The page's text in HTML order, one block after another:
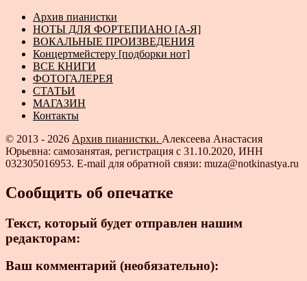
Архив пианистки
НОТЫ ДЛЯ ФОРТЕПИАНО [А-Я]
ВОКАЛЬНЫЕ ПРОИЗВЕДЕНИЯ
Концертмейстеру [подборки нот]
ВСЕ КНИГИ
ФОТОГАЛЕРЕЯ
СТАТЬИ
МАГАЗИН
Контакты
© 2013 - 2026 Архив пианистки. Алексеева Анастасия
Юрьевна: самозанятая, регистрация с 31.10.2020, ИНН
032305016953. E-mail для обратной связи: muza@notkinastya.ru
Сообщить об опечатке
Текст, который будет отправлен нашим
редакторам:
Ваш комментарий (необязательно):